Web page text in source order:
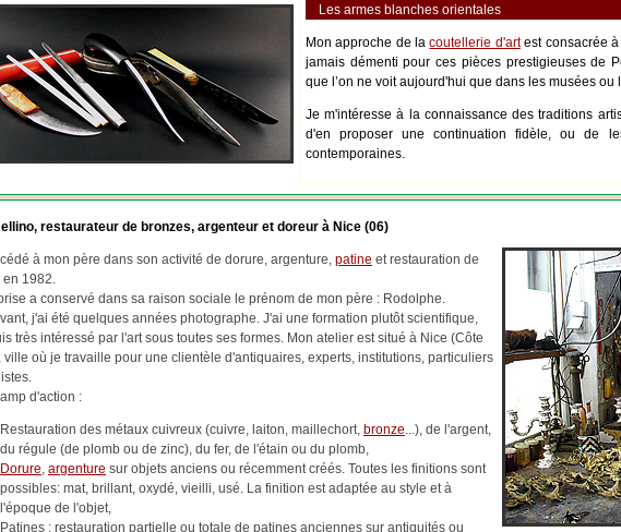
Les armes blanches orientales
Mon approche de lacoutellerie d'artest consacrée
jamais démenti pour ces pièces prestigieuses de
que l’on ne voit aujourd'hui que dans les musées ou
Je m'intéresse à la connaissance des traditions
d'en proposer une continuation fidèle, ou de
contemporaines.
, restaurateur de bronzes, argenteur et doreur à Nice (06)
à mon père dans son activité de dorure, argenture, patine et restauration de
en 1982.
a conservé dans sa raison sociale le prénom de mon père : Rodolphe.
j'ai été quelques années photographe. J'ai une formation plutôt scientifique,
très intéressé par l'art sous toutes ses formes. Mon atelier est situé à Nice (Côte
ville où je travaille pour une clientèle d'antiquaires, experts, institutions, particuliers
d'action :
Restauration des métaux cuivreux (cuivre, laiton, maillechort, bronze...), de l'argent,
du régule (de plomb ou de zinc), du fer, de l'étain ou du plomb,
Dorure, argenture sur objets anciens ou récemment créés. Toutes les finitions sont
possibles: mat, brillant, oxydé, vieilli, usé. La finition est adaptée au style et à
l'époque de l'objet,
Patines : restauration partielle ou totale de patines anciennes sur antiquités ou